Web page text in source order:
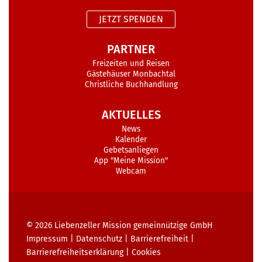
JETZT SPENDEN
PARTNER
Freizeiten und Reisen
Gästehäuser Monbachtal
Christliche Buchhandlung
AKTUELLES
News
Kalender
Gebetsanliegen
App "Meine Mission"
Webcam
© 2026 Liebenzeller Mission gemeinnützige GmbH
Impressum
Datenschutz Barrierefreiheit
Barrierefreiheits­erklärung| Cookies